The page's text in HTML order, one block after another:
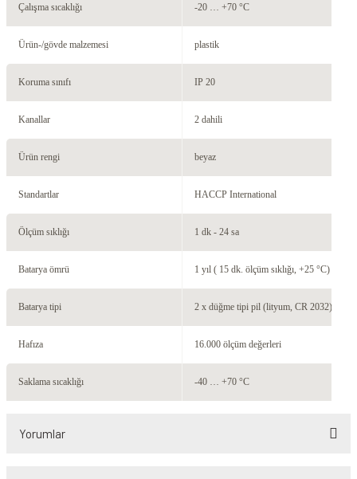
Çalışma sıcaklığı -20 … +70 °C
Ürün-/gövde malzemesi plastik
Koruma sınıfı IP 20
Kanallar 2 dahili
Ürün rengi beyaz
Standartlar HACCP International
Ölçüm sıklığı 1 dk - 24 sa
Batarya ömrü 1 yıl ( 15 dk. ölçüm sıklığı, +25 °C)
Batarya tipi 2 x düğme tipi pil (lityum, CR 2032)
Hafıza 16.000 ölçüm değerleri
Saklama sıcaklığı -40 … +70 °C
Yorumlar